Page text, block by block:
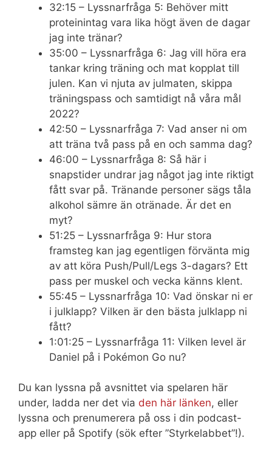
32:15 – Lyssnarfråga 5: Behöver mitt
proteinintag vara lika högt även de dagar
jag inte tränar?
35:00 – Lyssnarfråga 6: Jag vill höra era
tankar kring träning och mat kopplat till
julen. Kan vi njuta av julmaten, skippa
träningspass och samtidigt nå våra mål
2022?
42:50 – Lyssnarfråga 7: Vad anser ni om
att träna två pass på en och samma dag?
46:00 – Lyssnarfråga 8: Så här i
snapstider undrar jag något jag inte riktigt
fått svar på. Tränande personer sägs tåla
alkohol sämre än otränade. Är det en
myt?
51:25 – Lyssnarfråga 9: Hur stora
framsteg kan jag egentligen förvänta mig
av att köra Push/Pull/Legs 3-dagars? Ett
pass per muskel och vecka känns klent.
55:45 – Lyssnarfråga 10: Vad önskar ni er
i julklapp? Vilken är den bästa julklapp ni
fått?
1:01:25 – Lyssnarfråga 11: Vilken level är
Daniel på i Pokémon Go nu?
Du kan lyssna på avsnittet via spelaren här
under, ladda ner det via den här länken, eller
lyssna och prenumerera på oss i din podcast-
app eller på Spotify (sök efter ”Styrkelabbet”!).